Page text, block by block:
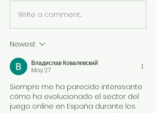
Write a comment...
Newest
Владислав Ковалевский
May 27
Siempre me ha parecido interesante
cómo ha evolucionado el sector del
juego online en España durante los